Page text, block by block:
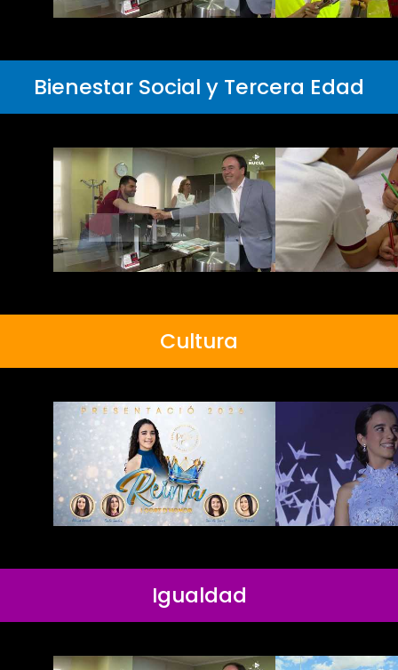
Bienestar Social y Tercera Edad
Cultura
Igualdad